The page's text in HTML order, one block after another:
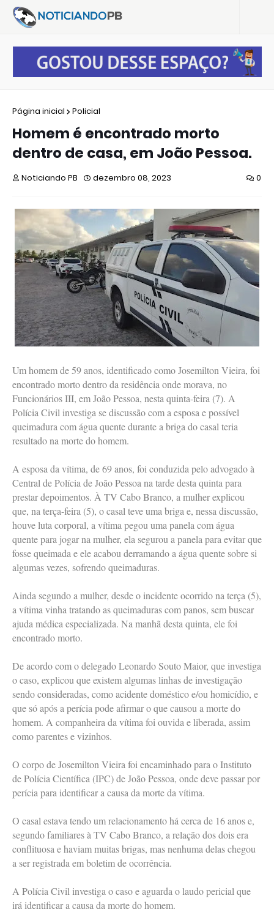
Página inicial Policial
Homem é encontrado morto
dentro de casa, em João Pessoa.
Noticiando PB dezembro 08, 2023 0
Um homem de 59 anos, identificado como Josemilton Vieira, foi
encontrado morto dentro da residência onde morava, no
Funcionários III, em João Pessoa, nesta quinta-feira (7). A
Polícia Civil investiga se discussão com a esposa e possível
queimadura com água quente durante a briga do casal teria
resultado na morte do homem.
A esposa da vítima, de 69 anos, foi conduzida pelo advogado à
Central de Polícia de João Pessoa na tarde desta quinta para
prestar depoimentos. À TV Cabo Branco, a mulher explicou
que, na terça-feira (5), o casal teve uma briga e, nessa discussão,
houve luta corporal, a vítima pegou uma panela com água
quente para jogar na mulher, ela segurou a panela para evitar que
fosse queimada e ele acabou derramando a água quente sobre si
algumas vezes, sofrendo queimaduras.
Ainda segundo a mulher, desde o incidente ocorrido na terça (5),
a vítima vinha tratando as queimaduras com panos, sem buscar
ajuda médica especializada. Na manhã desta quinta, ele foi
encontrado morto.
De acordo com o delegado Leonardo Souto Maior, que investiga
o caso, explicou que existem algumas linhas de investigação
sendo consideradas, como acidente doméstico e/ou homicídio, e
que só após a perícia pode afirmar o que causou a morte do
homem. A companheira da vítima foi ouvida e liberada, assim
como parentes e vizinhos.
O corpo de Josemilton Vieira foi encaminhado para o Instituto
de Polícia Científica (IPC) de João Pessoa, onde deve passar por
perícia para identificar a causa da morte da vítima.
O casal estava tendo um relacionamento há cerca de 16 anos e,
segundo familiares à TV Cabo Branco, a relação dos dois era
conflituosa e haviam muitas brigas, mas nenhuma delas chegou
a ser registrada em boletim de ocorrência.
A Polícia Civil investiga o caso e aguarda o laudo pericial que
irá identificar a causa da morte do homem.